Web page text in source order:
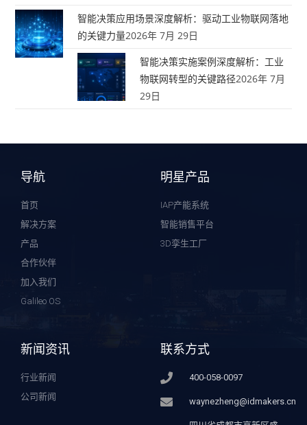
智能决策应用场景深度解析：驱动工业物联网落地
的关键力量2026年 7月 29日
智能决策实施案例深度解析：工业
物联网转型的关键路径2026年 7月
29日
导航
首页
解决方案
产品
合作伙伴
加入我们
Galileo OS
明星产品
IAP产能系统
智能销售平台
3D孪生工厂
新闻资讯
行业新闻
公司新闻
联系方式
400-058-0097
waynezheng@idmakers.cn